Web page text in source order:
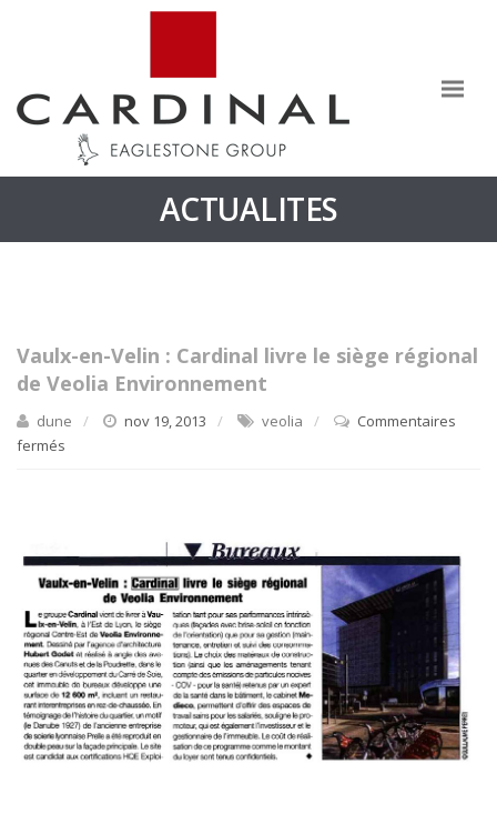
ACTUALITES
Vaulx-en-Velin : Cardinal livre le siège régional
de Veolia Environnement
dune nov 19, 2013 veolia
Commentaires
fermés
Cardinal
livre
le
siège
régional
de
Veolia
Environnement